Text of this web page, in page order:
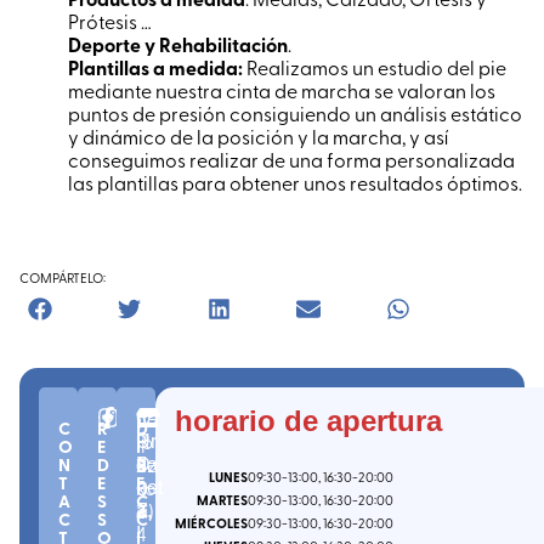
Prótesis …
Deporte y Rehabilitación.
Plantillas a medida:Realizamos un estudio del pie
mediante nuestra cinta de marcha se valoran los
puntos de presión consiguiendo un análisis estático
y dinámico de la posición y la marcha, y así
conseguimos realizar de una forma personalizada
las plantillas para obtener unos resultados óptimos.
COMPÁRTELO:
C
O
N
T
A
C
T
R
E
D
E
S
S
O
horario de apertura
LUNES09:30-13:00, 16:30-20:00
MARTES09:30-13:00, 16:30-20:00
MIÉRCOLES09:30-13:00, 16:30-20:00
D
I
R
E
C
C
I
Ur
da
net
a,
n
º
6
0
-
C.
P.
2
0
2
4
O
R
D
I
Z
I
(G
ip
uz
ko
a)